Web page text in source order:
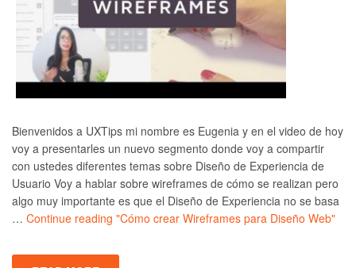
Bienvenidos a UXTips mi nombre es Eugenia y en el video de hoy
voy a presentarles un nuevo segmento donde voy a compartir
con ustedes diferentes temas sobre Diseño de Experiencia de
Usuario Voy a hablar sobre wireframes de cómo se realizan pero
algo muy importante es que el Diseño de Experiencia no se basa
… Continue reading "Cómo crear Wireframes para Diseño Web"